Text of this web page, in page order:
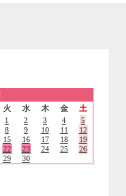
火 水 木 金
土
1
2 3 4
5
8 9 10 11
12
15 16 17 18
19
22 23 24 25
26
29 30